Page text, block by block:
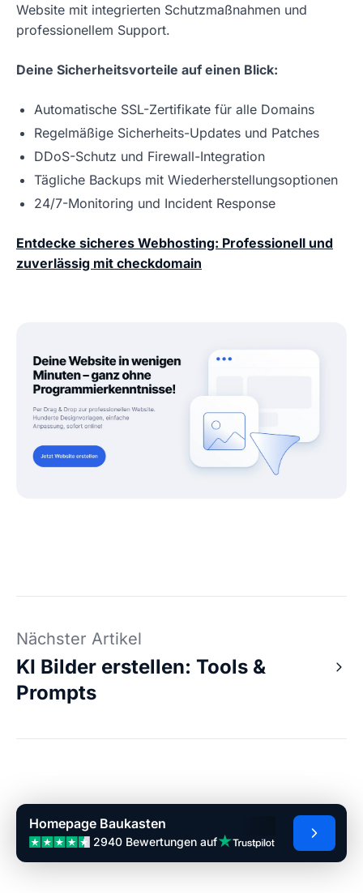
Website mit integrierten Schutzmaßnahmen und
professionellem Support.
Deine Sicherheitsvorteile auf einen Blick:
Automatische SSL-Zertifikate für alle Domains
Regelmäßige Sicherheits-Updates und Patches
DDoS-Schutz und Firewall-Integration
Tägliche Backups mit Wiederherstellungsoptionen
24/7-Monitoring und Incident Response
Entdecke sicheres Webhosting: Professionell und
zuverlässig mit checkdomain
Nächster Artikel
KI Bilder erstellen: Tools &
Prompts
Homepage Baukasten
2940 Bewertungen auf